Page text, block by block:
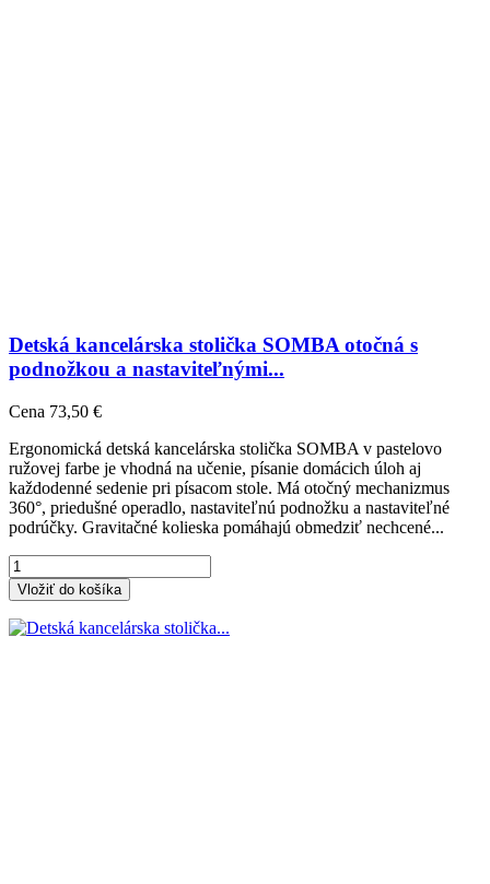
Detská kancelárska stolička SOMBA otočná s
podnožkou a nastaviteľnými...
Cena 73,50 €
Ergonomická detská kancelárska stolička SOMBA v pastelovo
ružovej farbe je vhodná na učenie, písanie domácich úloh aj
každodenné sedenie pri písacom stole. Má otočný mechanizmus
360°, priedušné operadlo, nastaviteľnú podnožku a nastaviteľné
podrúčky. Gravitačné kolieska pomáhajú obmedziť nechcené...
Vložiť do košíka